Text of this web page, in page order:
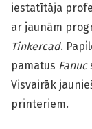
iestatītāja
ar jaunām
Tinkercad.
pamatus Fanuc
Visvairāk
printeriem.